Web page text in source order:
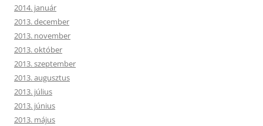
2014. január
2013. december
2013. november
2013. október
2013. szeptember
2013. augusztus
2013. július
2013. június
2013. május